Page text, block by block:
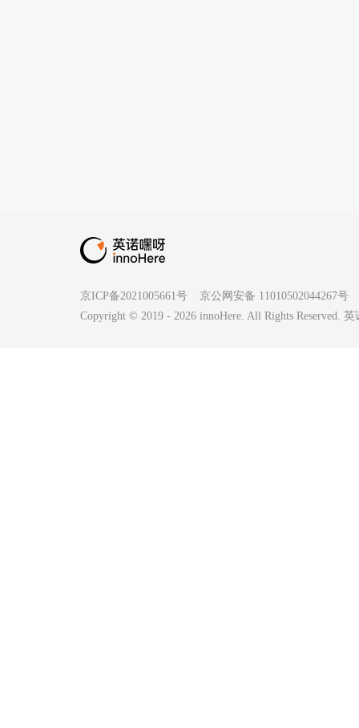
京ICP备2021005661号
京公网安备 11010502044267号
Copyright © 2019 - 2026 innoHere. All Rights Reserved.